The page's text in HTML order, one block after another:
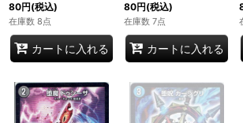
80円(税込)
在庫数 8点
カートに入れる
80円(税込)
在庫数 7点
カートに入れる